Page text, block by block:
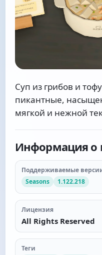
Суп из грибов и
пикантные,
мягкой и нежной
Информация о
Поддерживаемые
Seasons
1.122.218
Лицензия
All Rights Reserved
Теги